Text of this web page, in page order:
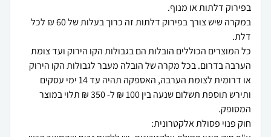
במקרה שיש צורך בפירוק דלתות זה כרוך בעלות של 60 ₪ לכל
כל המוצרים הכוללים הובלות הם בגבולות הקו הירוק ועד צומת
הערבה בדרום. בכל מקרה של הובלה מעבר לגבולות הקו הירוק
או דרומית לצומת הערבה, האספקה תהיה עד 14 ימי עסקים
ותירש תוספת תשלום שנעה בין 100 ₪ ל- 350 ₪ תלוי במוצר